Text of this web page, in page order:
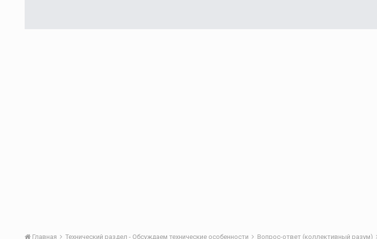
Главная Технический раздел - Обсуждаем технические особенности Вопрос-ответ (коллективный разум)